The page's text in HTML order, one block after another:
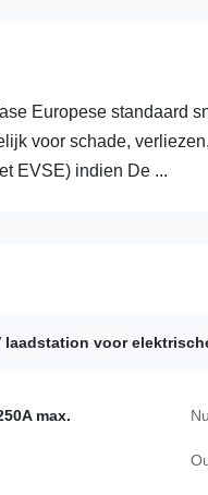
Europese standaard
voor schade,
EVSE) indien De ...
laadstation voor
max.